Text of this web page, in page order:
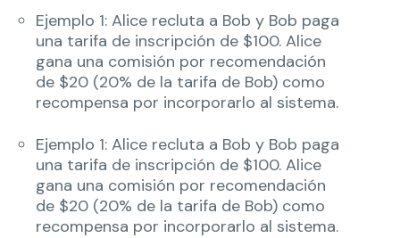
Ejemplo 1: Alice recluta a Bob y Bob paga
una tarifa de inscripción de $100. Alice
gana una comisión por recomendación
de $20 (20% de la tarifa de Bob) como
recompensa por incorporarlo al sistema.
Ejemplo 1: Alice recluta a Bob y Bob paga
una tarifa de inscripción de $100. Alice
gana una comisión por recomendación
de $20 (20% de la tarifa de Bob) como
recompensa por incorporarlo al sistema.